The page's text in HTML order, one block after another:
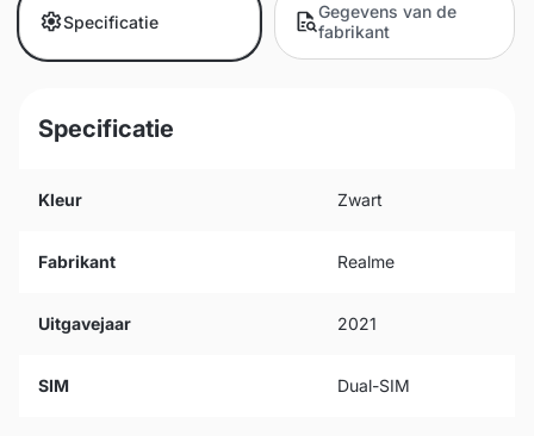
Specificatie
Gegevens van de
fabrikant
Specificatie
Kleur Zwart
Fabrikant Realme
Uitgavejaar 2021
SIM Dual-SIM